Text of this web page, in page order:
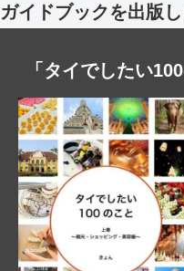
ガイドブックを出版し
「タイでしたい